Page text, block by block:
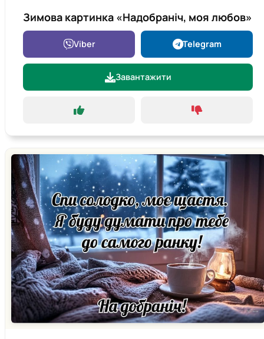
Зимова картинка «Надобраніч, моя любов»
Viber Telegram
Завантажити